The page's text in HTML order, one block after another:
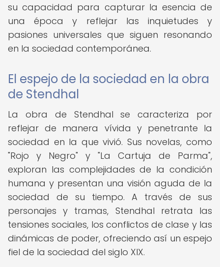
su capacidad para capturar la esencia de
una época y reflejar las inquietudes y
pasiones universales que siguen resonando
en la sociedad contemporánea.
El espejo de la sociedad en la obra
de Stendhal
La obra de Stendhal se caracteriza por
reflejar de manera vívida y penetrante la
sociedad en la que vivió. Sus novelas, como
"Rojo y Negro" y "La Cartuja de Parma",
exploran las complejidades de la condición
humana y presentan una visión aguda de la
sociedad de su tiempo. A través de sus
personajes y tramas, Stendhal retrata las
tensiones sociales, los conflictos de clase y las
dinámicas de poder, ofreciendo así un espejo
fiel de la sociedad del siglo XIX.